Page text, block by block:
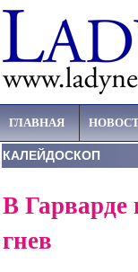
ГЛАВНАЯ
КАЛЕЙДОСКОП
В Гарварде
гнев